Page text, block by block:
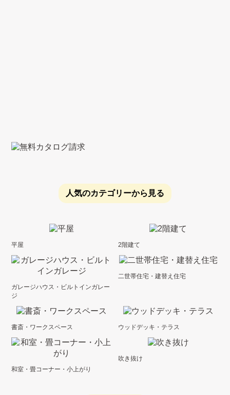
人気のカテゴリーから見る
平屋 2階建て
ガレージハウス・ビルトインガレー
ジ
二世帯住宅・建替え住宅
書斎・ワークスペース ウッドデッキ・テラス
和室・畳コーナー・小上がり
吹き抜け